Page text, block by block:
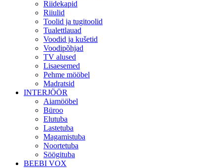
Riidekapid
Riiulid
Toolid ja tugitoolid
Tualettlauad
Voodid ja kušetid
Voodipõhjad
TV alused
Lisaesemed
Pehme mööbel
Madratsid
INTERJÖÖR
Aiamööbel
Büroo
Elutuba
Lastetuba
Magamistuba
Noortetuba
Söögituba
BEEBI VOX